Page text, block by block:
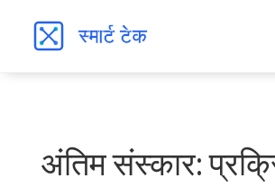
अंतिम संस्कार: